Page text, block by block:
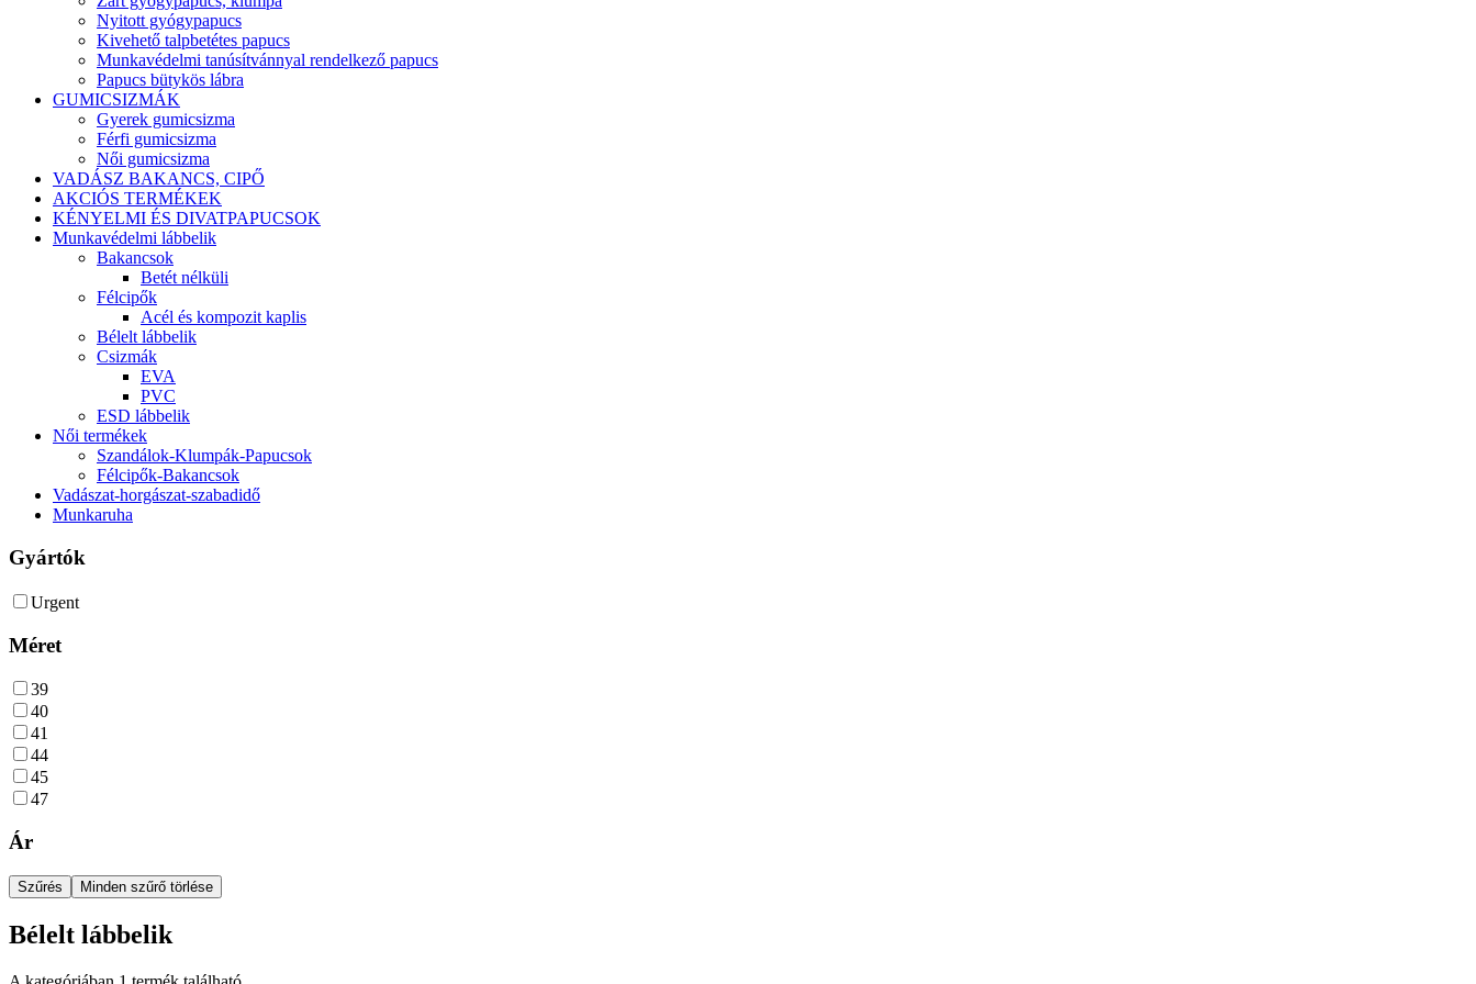
Nyitott gyógypapucs
Kivehető talpbetétes papucs
Munkavédelmi tanúsítvánnyal rendelkező papucs
Papucs bütykös lábra
GUMICSIZMÁK
Gyerek gumicsizma
Férfi gumicsizma
Női gumicsizma
VADÁSZ BAKANCS, CIPŐ
AKCIÓS TERMÉKEK
KÉNYELMI ÉS DIVATPAPUCSOK
Munkavédelmi lábbelik
Bakancsok
Betét nélküli
Félcipők
Acél és kompozit kaplis
Bélelt lábbelik
Csizmák
EVA
PVC
ESD lábbelik
Női termékek
Szandálok-Klumpák-Papucsok
Félcipők-Bakancsok
Vadászat-horgászat-szabadidő
Munkaruha
Gyártók
Urgent
Méret
39
40
41
44
45
47
Ár
Szűrés Minden szűrő törlése
Bélelt lábbelik